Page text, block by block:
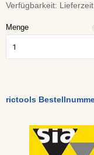
Verfügbarkeit:
Menge
rictools